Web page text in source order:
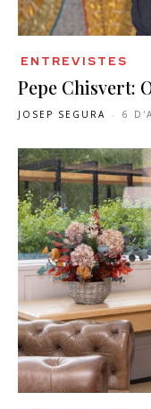
ENTREVISTES
Pepe Chisvert:
JOSEP SEGURA - 6